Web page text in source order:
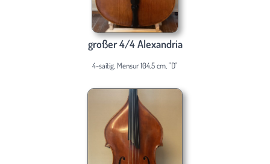
großer 4/4 Alexandria
4-saitig, Mensur 104,5 cm, "D"